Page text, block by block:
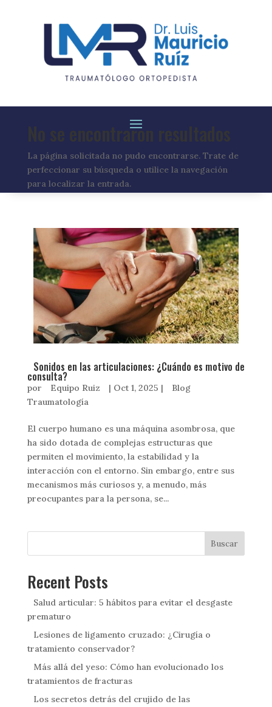
No se encontraron resultados
La página solicitada no pudo encontrarse. Trate de
perfeccionar su búsqueda o utilice la navegación
para localizar la entrada.
Sonidos en las articulaciones: ¿Cuándo es motivo de
consulta?
por Equipo Ruiz | Oct 1, 2025 |
Blog
Traumatología
El cuerpo humano es una máquina asombrosa, que
ha sido dotada de complejas estructuras que
permiten el movimiento, la estabilidad y la
interacción con el entorno. Sin embargo, entre sus
mecanismos más curiosos y, a menudo, más
preocupantes para la persona, se...
Buscar
Recent Posts
Salud articular: 5 hábitos para evitar el desgaste
prematuro
Lesiones de ligamento cruzado: ¿Cirugía o
tratamiento conservador?
Más allá del yeso: Cómo han evolucionado los
tratamientos de fracturas
Los secretos detrás del crujido de las